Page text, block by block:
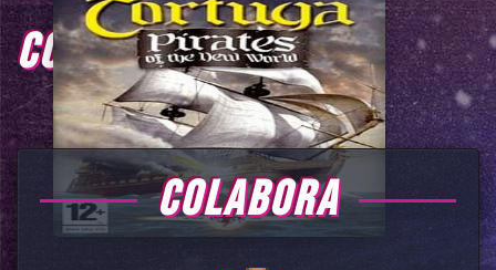
COMENTARIOS
COLABORA